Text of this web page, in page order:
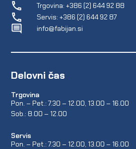
Trgovina: +386 (2) 644 92 88
Servis: +386 (2) 644 92 87
info@fabijan.si
Delovni čas
Trgovina
Pon. – Pet.: 7.30 – 12.00, 13.00 – 16.00
Sob.: 8.00 – 12.00
Servis
Pon. – Pet.: 7.30 – 12.00, 13.00 – 16.00